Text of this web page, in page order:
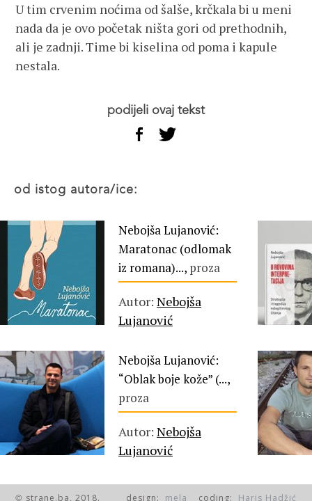
U tim crvenim noćima od šalše, krčkala bi u meni
nada da je ovo početak ništa gori od prethodnih,
ali je zadnji. Time bi kiselina od poma i kapule
nestala.
podijeli ovaj tekst
od istog autora/ice:
Nebojša Lujanović:
Maratonac (odlomak
iz romana)..., proza
Autor: Nebojša
Lujanović
Nebojša Lujanović:
“Oblak boje kože” (...,
proza
Autor: Nebojša
Lujanović
© strane.ba, 2018. design: mela coding: Haris Hadžić